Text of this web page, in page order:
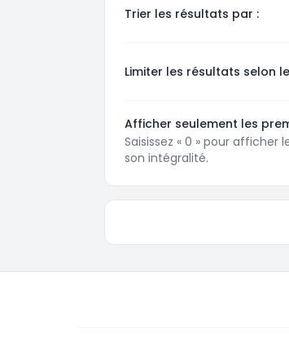
Trier les résultats par :
Limiter les résultats selon
Afficher seulement les
Saisissez « 0 » pour afficher
son intégralité.